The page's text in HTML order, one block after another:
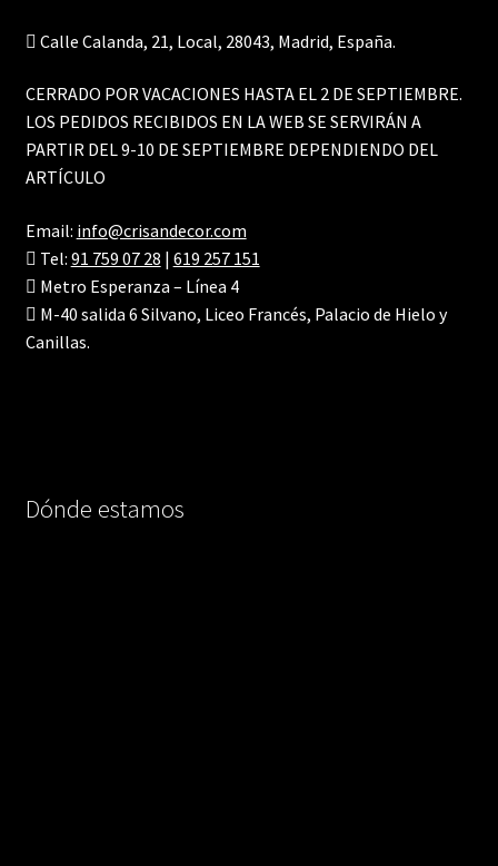
Calle Calanda, 21, Local, 28043, Madrid, España.
CERRADO POR VACACIONES HASTA EL 2 DE SEPTIEMBRE.
LOS PEDIDOS RECIBIDOS EN LA WEB SE SERVIRÁN A
PARTIR DEL 9-10 DE SEPTIEMBRE DEPENDIENDO DEL
ARTÍCULO
Email: info@crisandecor.com
Tel: 91 759 07 28 | 619 257 151
Metro Esperanza – Línea 4
M-40 salida 6 Silvano, Liceo Francés, Palacio de Hielo y
Canillas.
Dónde estamos